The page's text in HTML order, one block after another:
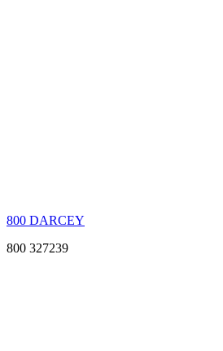
800 DARCEY
800 327239